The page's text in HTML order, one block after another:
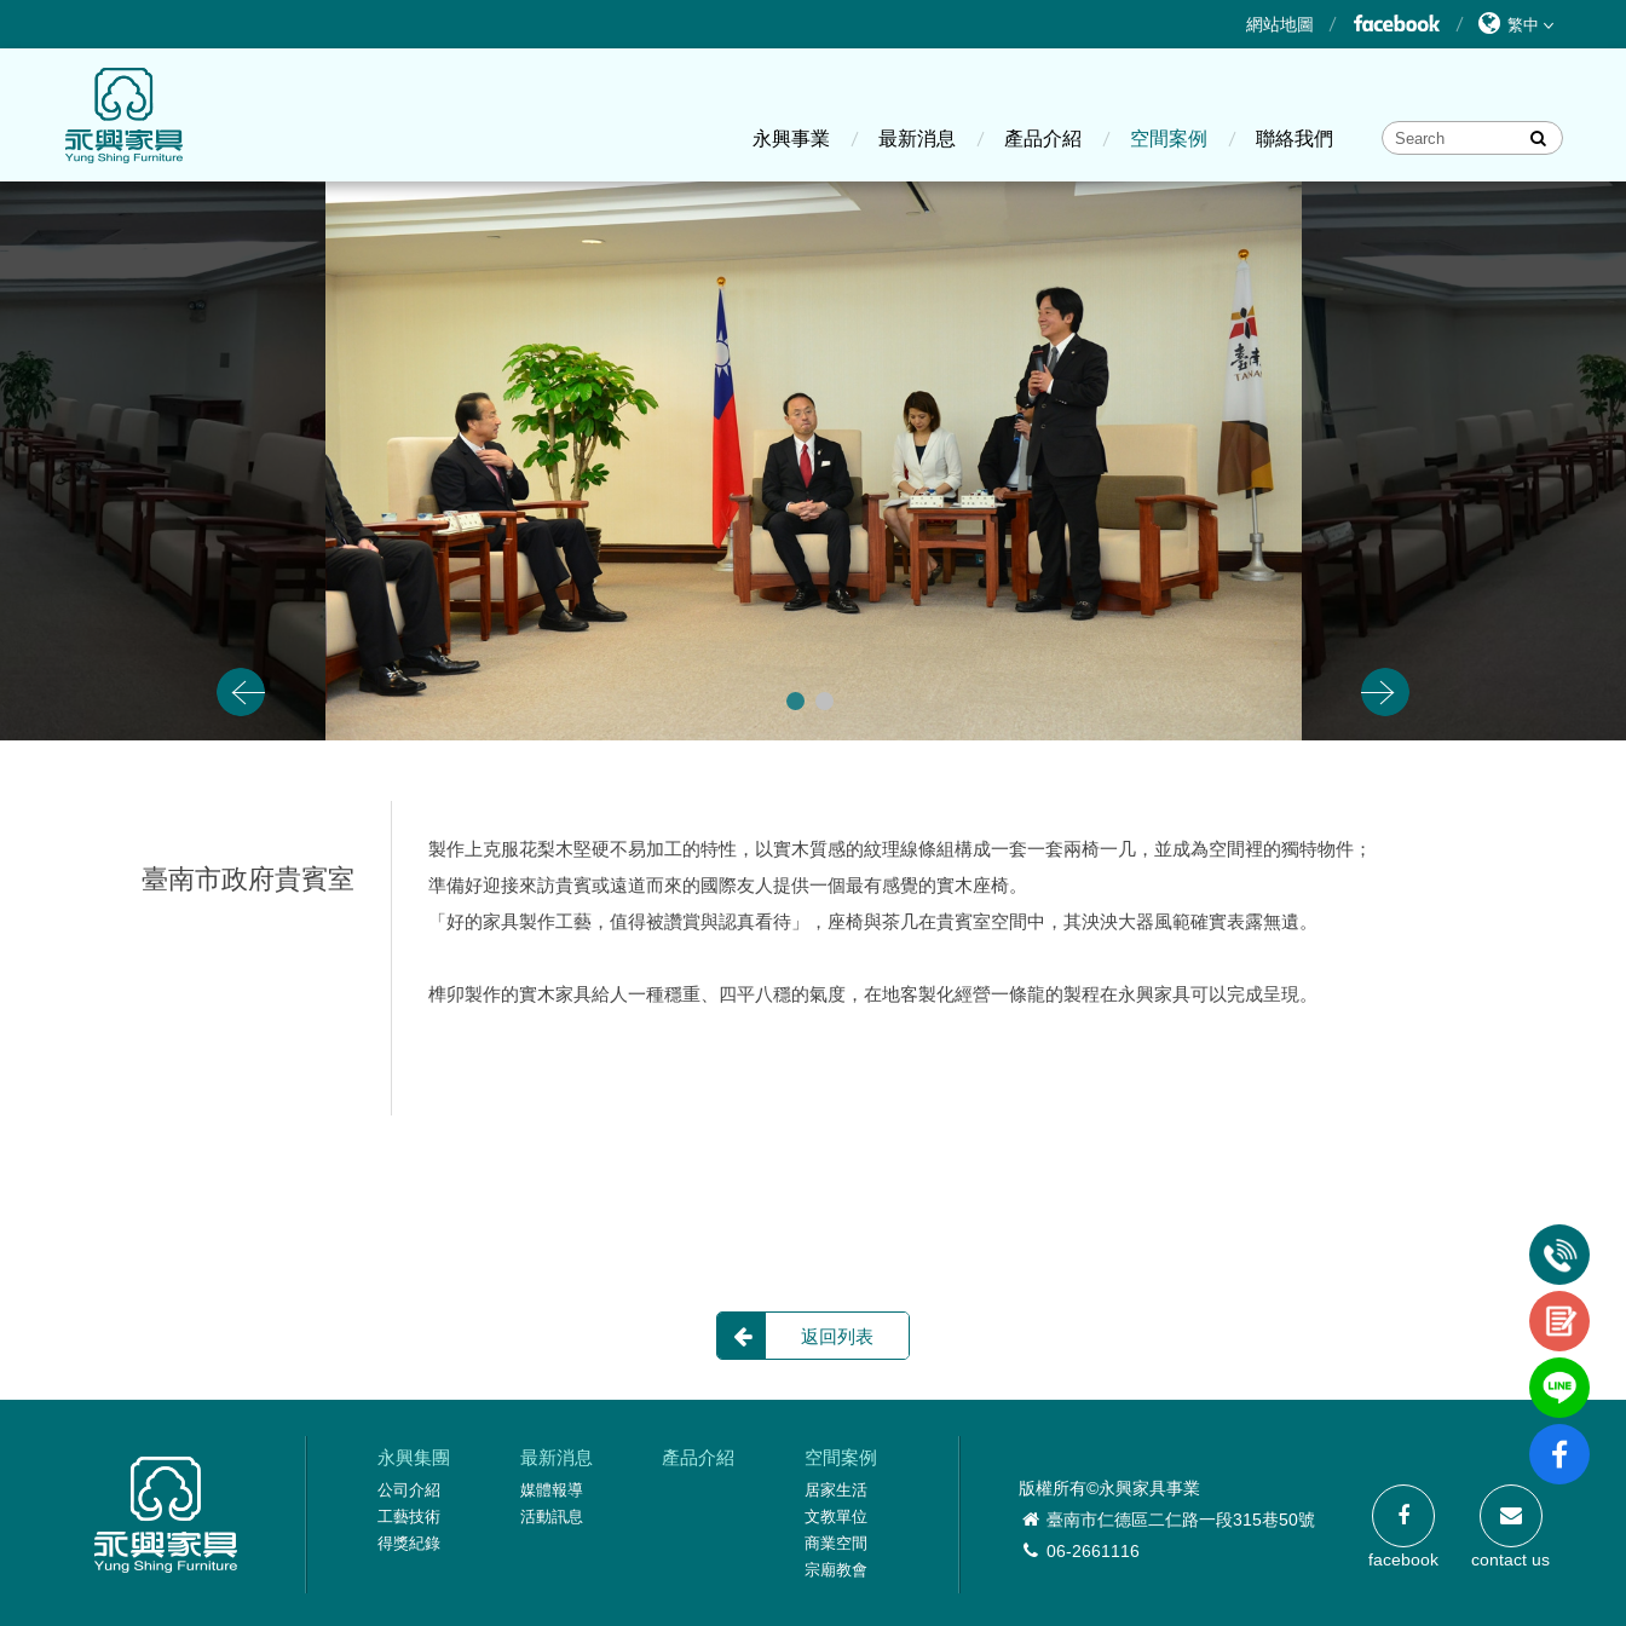
網站地圖
主選單永興事業 最新消息 產品介紹 空間案例 聯絡我們
臺南市政府貴賓室
製作上克服花梨木堅硬不易加工的特性，以實木質感的紋理線條組構成一套一套兩椅一几，並成為空間裡的獨特物件；
準備好迎接來訪貴賓或遠道而來的國際友人提供一個最有感覺的實木座椅。
「好的家具製作工藝，值得被讚賞與認真看待」，座椅與茶几在貴賓室空間中，其泱泱大器風範確實表露無遺。
榫卯製作的實木家具給人一種穩重、四平八穩的氣度，在地客製化經營一條龍的製程在永興家具可以完成呈現。
返回列表
永興集團
公司介紹
工藝技術
得獎紀錄
最新消息
媒體報導
活動訊息
產品介紹 空間案例
居家生活
文教單位
商業空間
宗廟教會
版權所有©永興家具事業
臺南市仁德區二仁路一段315巷50號
06-2661116
facebook contact us